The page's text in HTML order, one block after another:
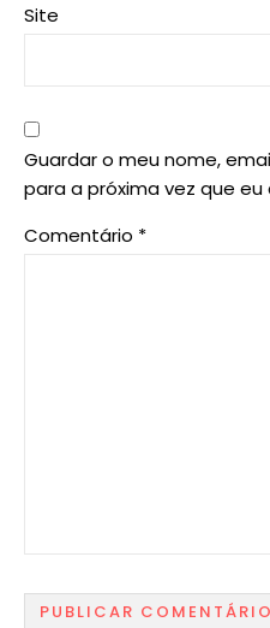
Site
Guardar o meu nome,
para a próxima vez que
Comentário *